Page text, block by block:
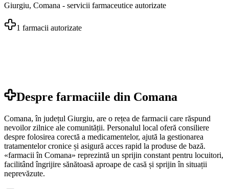
Giurgiu, Comana - servicii farmaceutice autorizate
1 farmacii autorizate
Despre farmaciile din Comana
Comana, în județul Giurgiu, are o rețea de farmacii care răspund
nevoilor zilnice ale comunității. Personalul local oferă consiliere
despre folosirea corectă a medicamentelor, ajută la gestionarea
tratamentelor cronice și asigură acces rapid la produse de bază.
«farmacii în Comana» reprezintă un sprijin constant pentru locuitori,
facilitând îngrijire sănătoasă aproape de casă și sprijin în situații
neprevăzute.